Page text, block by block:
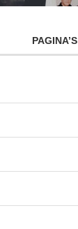
PAGINA’S